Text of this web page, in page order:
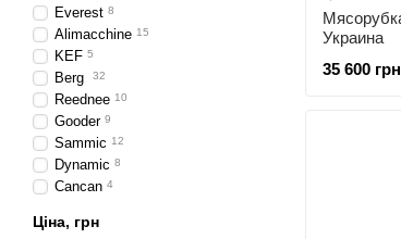
Украина
35 600 грн
Everest 8
Alimacchine 15
KEF 5
Berg 32
Reednee 10
Gooder 9
Sammic 12
Dynamic 8
Cancan 4
Ціна, грн